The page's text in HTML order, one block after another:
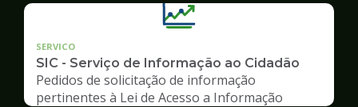
SERVICO
SIC - Serviço de Informação ao Cidadão
Pedidos de solicitação de informação
pertinentes à Lei de Acesso a Informação